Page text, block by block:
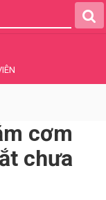
cơm
chưa